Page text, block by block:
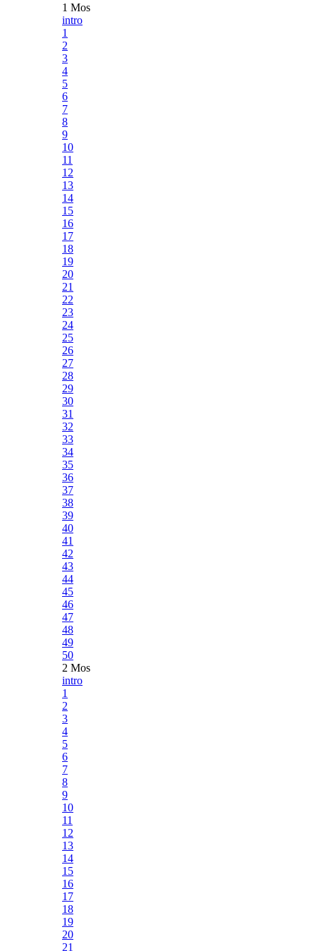
1 Mos
intro
1
2
3
4
5
6
7
8
9
10
11
12
13
14
15
16
17
18
19
20
21
22
23
24
25
26
27
28
29
30
31
32
33
34
35
36
37
38
39
40
41
42
43
44
45
46
47
48
49
50
2 Mos
intro
1
2
3
4
5
6
7
8
9
10
11
12
13
14
15
16
17
18
19
20
21